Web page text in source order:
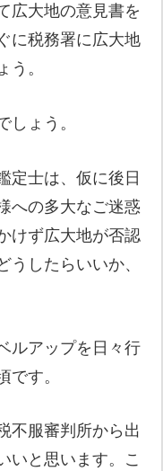
広大地の意見書を
に税務署に広大地
う。
しょう。
定士は、仮に後日
への多大なご迷惑
けず広大地が否認
うしたらいいか、
ルアップを日々行
です。
不服審判所から出
いと思います。こ